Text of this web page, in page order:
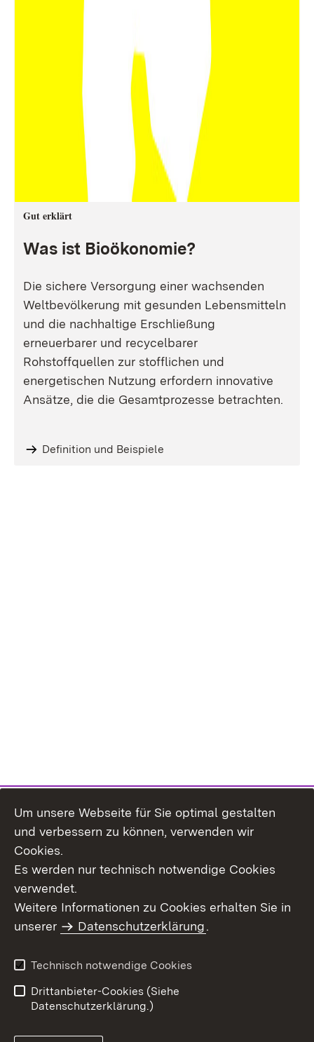
Gut erklärt
Was ist Bioökonomie?
Die sichere Versorgung einer wachsenden
Weltbevölkerung mit gesunden Lebensmitteln
und die nachhaltige Erschließung
erneuerbarer und recycelbarer
Rohstoffquellen zur stofflichen und
energetischen Nutzung erfordern innovative
Ansätze, die die Gesamtprozesse betrachten.
Definition und Beispiele
Themenübersicht
Barrierefreiheit
Um unsere Webseite für Sie optimal gestalten
und verbessern zu können, verwenden wir
Cookies.
Es werden nur technisch notwendige Cookies
verwendet.
Weitere Informationen zu Cookies erhalten Sie in
unserer
Datenschutzerklärung.
Technisch notwendige Cookies
Drittanbieter-Cookies (Siehe
Datenschutzerklärung.)